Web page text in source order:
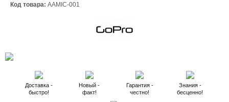
Код товара: AAMIC-001
Доставка -
быстро!
Новый -
факт!
Гарантия -
честно!
Знания -
бесценно!